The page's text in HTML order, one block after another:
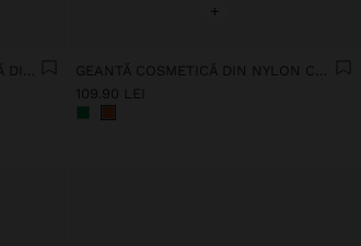
+
109.90 LEI